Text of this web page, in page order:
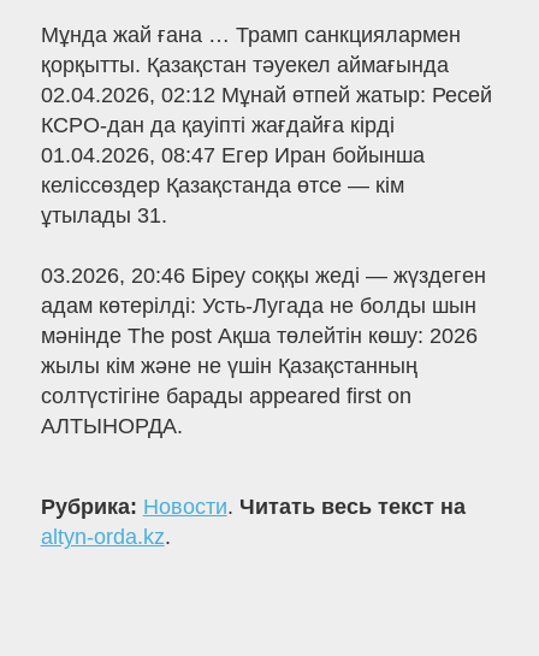
Мұнда жай ғана … Трамп санкциялармен
қорқытты. Қазақстан тәуекел аймағында
02.04.2026, 02:12 Мұнай өтпей жатыр: Ресей
КСРО-дан да қауіпті жағдайға кірді
01.04.2026, 08:47 Егер Иран бойынша
келіссөздер Қазақстанда өтсе — кім
ұтылады 31.
03.2026, 20:46 Біреу соққы жеді — жүздеген
адам көтерілді: Усть-Лугада не болды шын
мәнінде The post Ақша төлейтін көшу: 2026
жылы кім және не үшін Қазақстанның
солтүстігіне барады appeared first on
АЛТЫНОРДА.
Рубрика: Новости. Читать весь текст на
altyn-orda.kz.